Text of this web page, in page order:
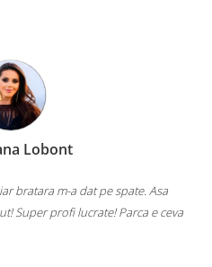
Lobont
bratara m-a dat pe spate. Asa
Super profi lucrate! Parca e ceva